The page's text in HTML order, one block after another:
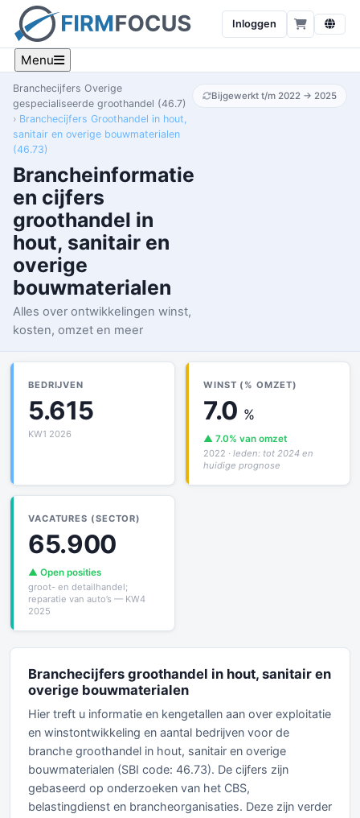
Inloggen
Menu
Branchecijfers Overige
gespecialiseerde groothandel (46.7)
Branchecijfers Groothandel in hout,
sanitair en overige bouwmaterialen
(46.73)
Brancheinformatie
en cijfers
groothandel in
hout, sanitair en
overige
bouwmaterialen
Alles over ontwikkelingen winst,
kosten, omzet en meer
Bijgewerkt t/m 2022 → 2025
BEDRIJVEN
5.615
KW1 2026
WINST (% OMZET)
7.0 %
▲ 7.0% van omzet
2022 · leden: tot 2024 en
huidige prognose
VACATURES (SECTOR)
65.900
▲ Open posities
groot- en detailhandel;
reparatie van auto’s — KW4
2025
Branchecijfers groothandel in hout, sanitair en
overige bouwmaterialen
Hier treft u informatie en kengetallen aan over exploitatie
en winstontwikkeling en aantal bedrijven voor de
branche groothandel in hout, sanitair en overige
bouwmaterialen (SBI code: 46.73). De cijfers zijn
gebaseerd op onderzoeken van het CBS,
belastingdienst en brancheorganisaties. Deze zijn verder